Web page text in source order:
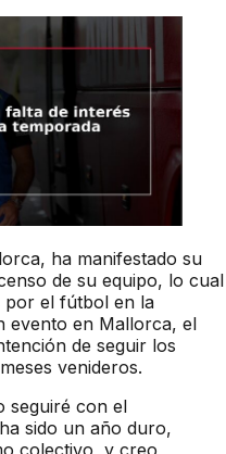
ha manifestado su
de su equipo, lo cual
por el fútbol en la
evento en Mallorca, el
de seguir los
venideros.
seguiré con el
sido un año duro,
colectivo, y creo